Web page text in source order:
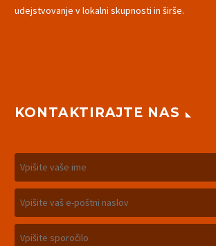
udejstvovanje v lokalni skupnosti in širše.
KONTAKTIRAJTE NAS